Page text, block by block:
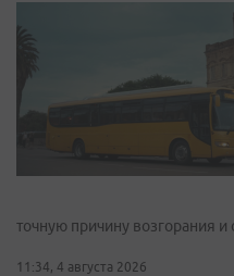
точную причину возгорания
11:34, 4 августа 2026